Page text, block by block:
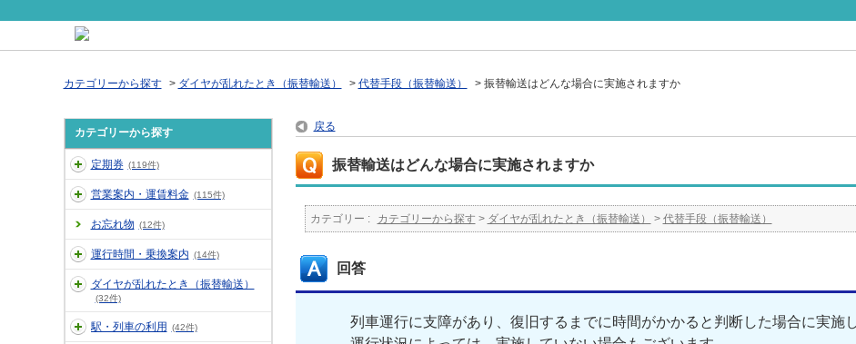
カテゴリーから探す > ダイヤが乱れたとき（振替輸送） > 代替手段（振替輸送） > 振替輸送はどんな場合に実施されますか
カテゴリーから探す
定期券 (119件)
営業案内・運賃料金 (115件)
お忘れ物 (12件)
運行時間・乗換案内 (14件)
ダイヤが乱れたとき（振替輸送）
(32件)
駅・列車の利用 (42件)
戻る
振替輸送はどんな場合に実施されますか
カテゴリー : カテゴリーから探す > ダイヤが乱れたとき（振替輸送） > 代替手段（振替輸送）
回答
列車運行に支障があり、復旧するまでに時間がかかると判断した場合に実施